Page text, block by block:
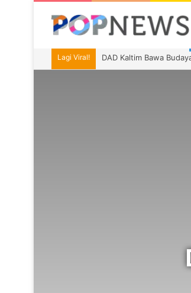
Lagi Viral! DAD Kaltim Bawa